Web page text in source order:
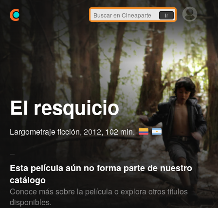
Ir
El resquicio
Largometraje ficción, 2012, 102 min.
Esta película aún no forma parte de nuestro
catálogo
Conoce más sobre la película o explora otros títulos
disponibles.